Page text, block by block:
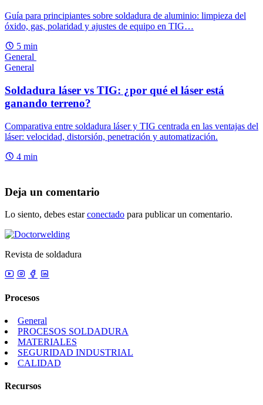
Guía para principiantes sobre soldadura de aluminio: limpieza del
óxido, gas, polaridad y ajustes de equipo en TIG…
5 min
General
General
Soldadura láser vs TIG: ¿por qué el láser está
ganando terreno?
Comparativa entre soldadura láser y TIG centrada en las ventajas del
láser: velocidad, distorsión, penetración y automatización.
4 min
Deja un comentario
Lo siento, debes estarconectado para publicar un comentario.
Revista de soldadura
Procesos
General
PROCESOS SOLDADURA
MATERIALES
SEGURIDAD INDUSTRIAL
CALIDAD
Recursos